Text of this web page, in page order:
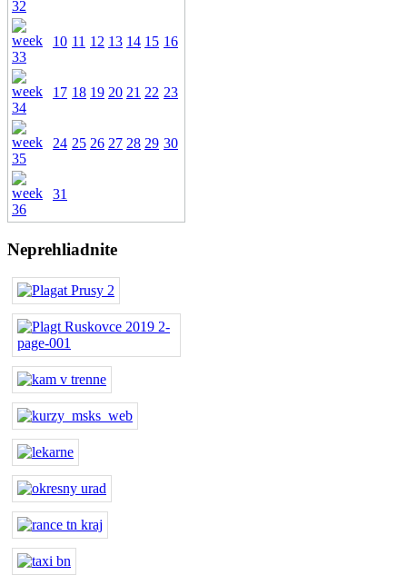
10 11 12 13 14 15 16
17 18 19 20 21 22 23
24 25 26 27 28 29 30
31
Neprehliadnite